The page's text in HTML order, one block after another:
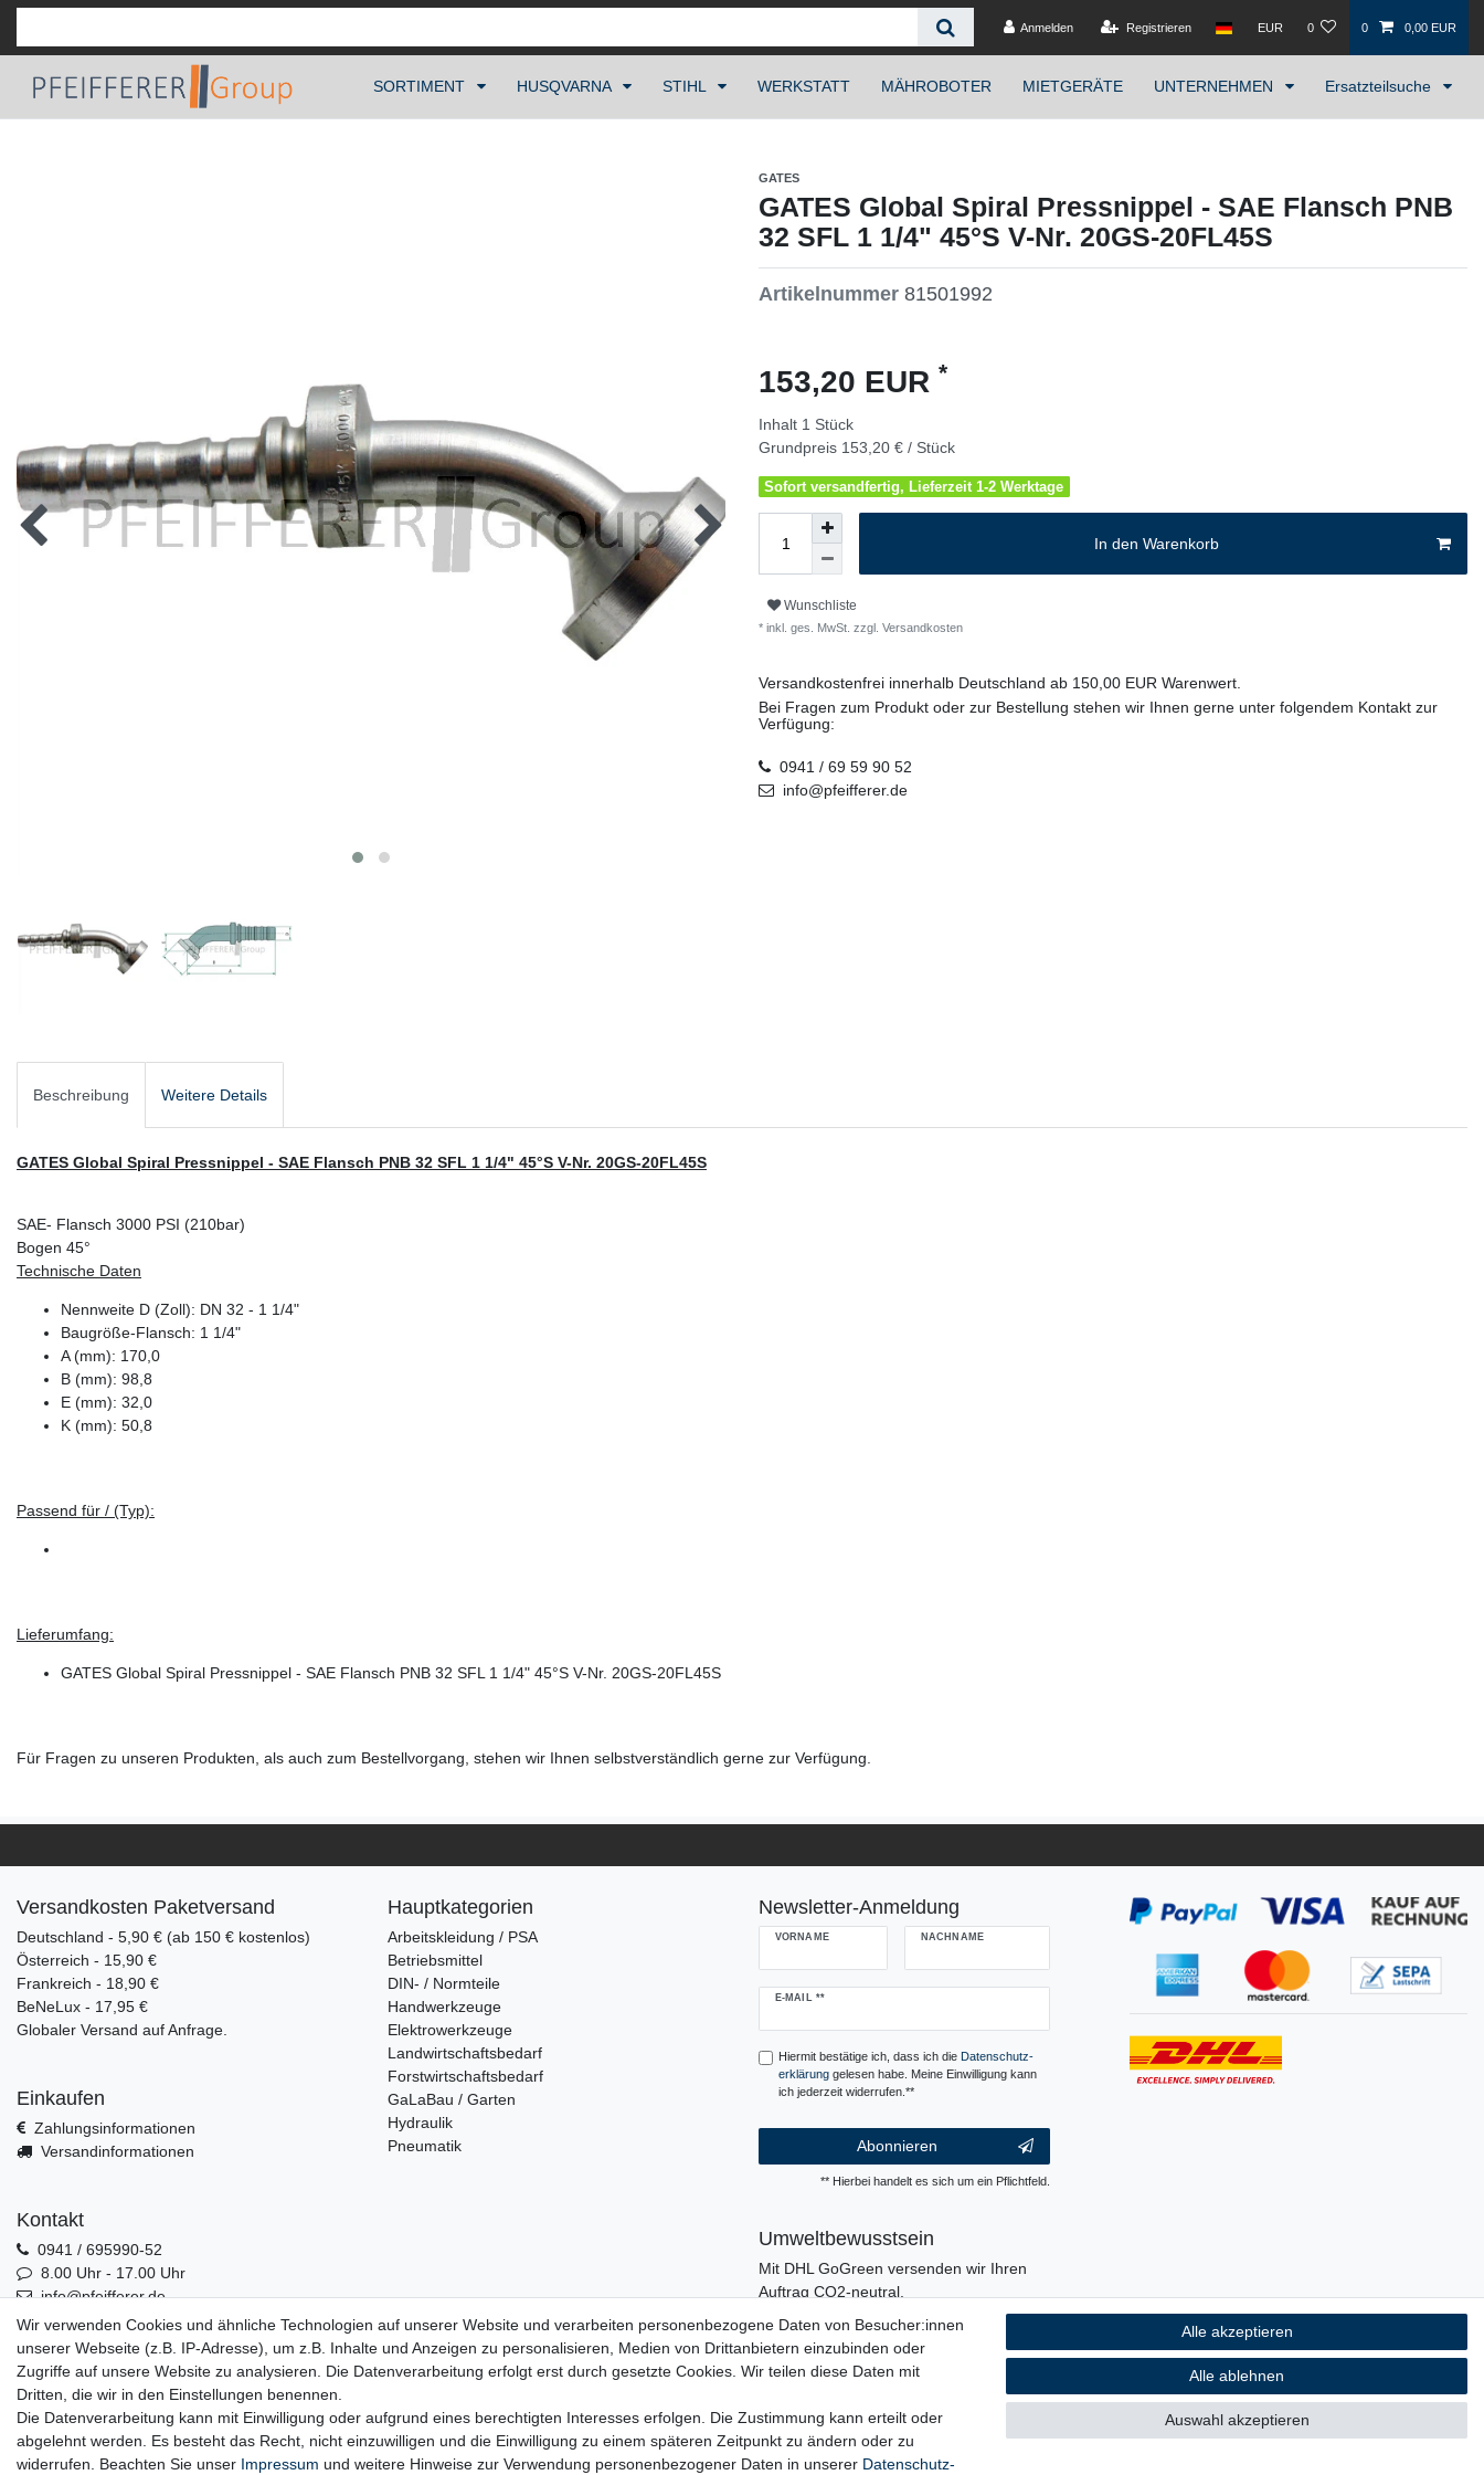
Anmelden Registrieren EUR 0 0 0,00 EUR
SORTIMENT HUSQVARNA STIHL WERKSTATT MÄHROBOTER MIETGERÄTE UNTERNEHMEN Ersatzteilsuche
GATES
GATES Global Spiral Pressnippel - SAE Flansch PNB
32 SFL 1 1/4" 45°S V-Nr. 20GS-20FL45S
Artikelnummer 81501992
153,20 EUR *
Inhalt 1 Stück
Grundpreis 153,20 € / Stück
Sofort versandfertig, Lieferzeit 1-2 Werktage
In den Warenkorb
Wunschliste
* inkl. ges. MwSt. zzgl. Versandkosten
Versandkostenfrei innerhalb Deutschland ab 150,00 EUR Warenwert.
Bei Fragen zum Produkt oder zur Bestellung stehen wir Ihnen gerne unter folgendem Kontakt zur
Verfügung:
0941 / 69 59 90 52
info@pfeifferer.de
Beschreibung Weitere Details
GATES Global Spiral Pressnippel - SAE Flansch PNB 32 SFL 1 1/4" 45°S V-Nr. 20GS-20FL45S
SAE- Flansch 3000 PSI (210bar)
Bogen 45°
Technische Daten
Nennweite D (Zoll): DN 32 - 1 1/4"
Baugröße-Flansch: 1 1/4"
A (mm): 170,0
B (mm): 98,8
E (mm): 32,0
K (mm): 50,8
Passend für / (Typ):
Lieferumfang:
GATES Global Spiral Pressnippel - SAE Flansch PNB 32 SFL 1 1/4" 45°S V-Nr. 20GS-20FL45S
Für Fragen zu unseren Produkten, als auch zum Bestellvorgang, stehen wir Ihnen selbstverständlich gerne zur Verfügung.
Versandkosten Paketversand
Deutschland - 5,90 € (ab 150 € kostenlos)
Österreich - 15,90 €
Frankreich - 18,90 €
BeNeLux - 17,95 €
Globaler Versand auf Anfrage.
Einkaufen
Zahlungsinformationen
Versandinformationen
Kontakt
0941 / 695990-52
8.00 Uhr - 17.00 Uhr
info@pfeifferer.de
Kontakt
0941 / 695990-52
Hauptkategorien
Arbeitskleidung / PSA
Betriebsmittel
DIN- / Normteile
Handwerkzeuge
Elektrowerkzeuge
Landwirtschaftsbedarf
Forstwirtschaftsbedarf
GaLaBau / Garten
Hydraulik
Pneumatik
Newsletter-Anmeldung
VORNAME NACHNAME
E-MAIL **
Newsletter
Hiermit bestätige ich, dass ich die Daten­schutz­
erklärunggelesen habe. Meine Einwilligung kann
ich jederzeit widerrufen.**
Abonnieren
** Hierbei handelt es sich um ein Pflichtfeld.
Umweltbewusstsein
Mit DHL GoGreen versenden wir Ihren
Auftrag CO2-neutral.
In unserer Logistik und in der Verpackung
den Einsatz von Kunststoffen und Plastik.
Wir verwenden Cookies und ähnliche Technologien auf unserer Website und verarbeiten personenbezogene Daten von Besucher:innen
unserer Webseite (z.B. IP-Adresse), um z.B. Inhalte und Anzeigen zu personalisieren, Medien von Drittanbietern einzubinden oder
Zugriffe auf unsere Website zu analysieren. Die Datenverarbeitung erfolgt erst durch gesetzte Cookies. Wir teilen diese Daten mit
Dritten, die wir in den Einstellungen benennen.
Die Datenverarbeitung kann mit Einwilligung oder aufgrund eines berechtigten Interesses erfolgen. Die Zustimmung kann erteilt oder
abgelehnt werden. Es besteht das Recht, nicht einzuwilligen und die Einwilligung zu einem späteren Zeitpunkt zu ändern oder zu
widerrufen. Beachten Sie unser Impressum und weitere Hinweise zur Verwendung personenbezogener Daten in unserer Daten­schutz­
Alle akzeptieren
Alle ablehnen
Auswahl akzeptieren